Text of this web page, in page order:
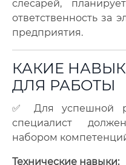
слесарей,
ответственность за
предприятия.
КАКИЕ
ДЛЯ РАБОТЫ
✅ Для успешной
специалист
набором
Технические навыки: